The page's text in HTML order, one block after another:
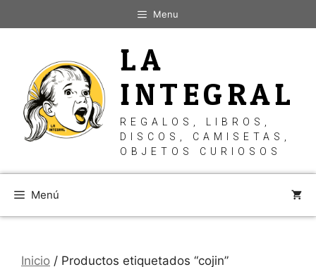
al
Menu
LA
INTEGRAL
REGALOS, LIBROS,
DISCOS, CAMISETAS,
OBJETOS CURIOSOS
Menú
Inicio / Productos etiquetados “cojin”